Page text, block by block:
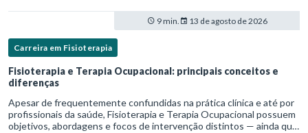
9 min. 13 de agosto de 2026
Carreira em Fisioterapia
Fisioterapia e Terapia Ocupacional: principais conceitos e
diferenças
Apesar de frequentemente confundidas na prática clínica e até por
profissionais da saúde, Fisioterapia e Terapia Ocupacional possuem
objetivos, abordagens e focos de intervenção distintos — ainda que